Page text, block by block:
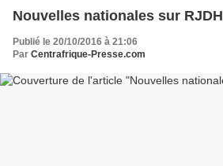
Nouvelles nationales sur RJDH
Publié le 20/10/2016 à 21:06
Par Centrafrique-Presse.com